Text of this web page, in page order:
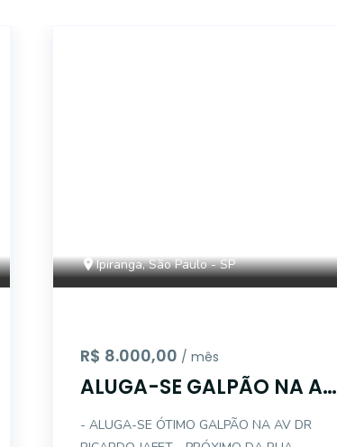
Ipiranga, São Paulo - SP
R$ 8.000,00 / mês
ALUGA-SE GALPÃO NA AV
DR RICARDO JAFET - 170M
- ALUGA-SE ÓTIMO GALPÃO NA AV DR